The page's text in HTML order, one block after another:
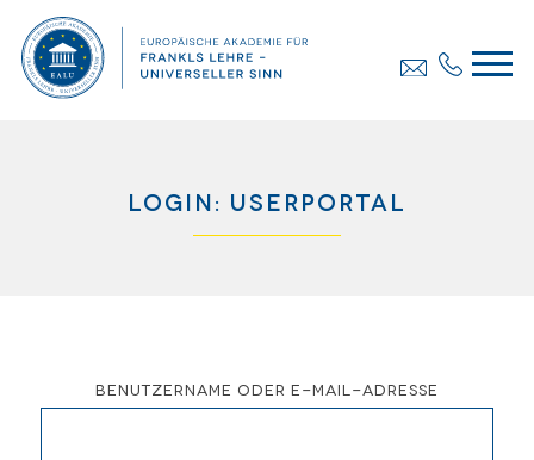
Login: Userportal
Benutzername oder E-Mail-Adresse